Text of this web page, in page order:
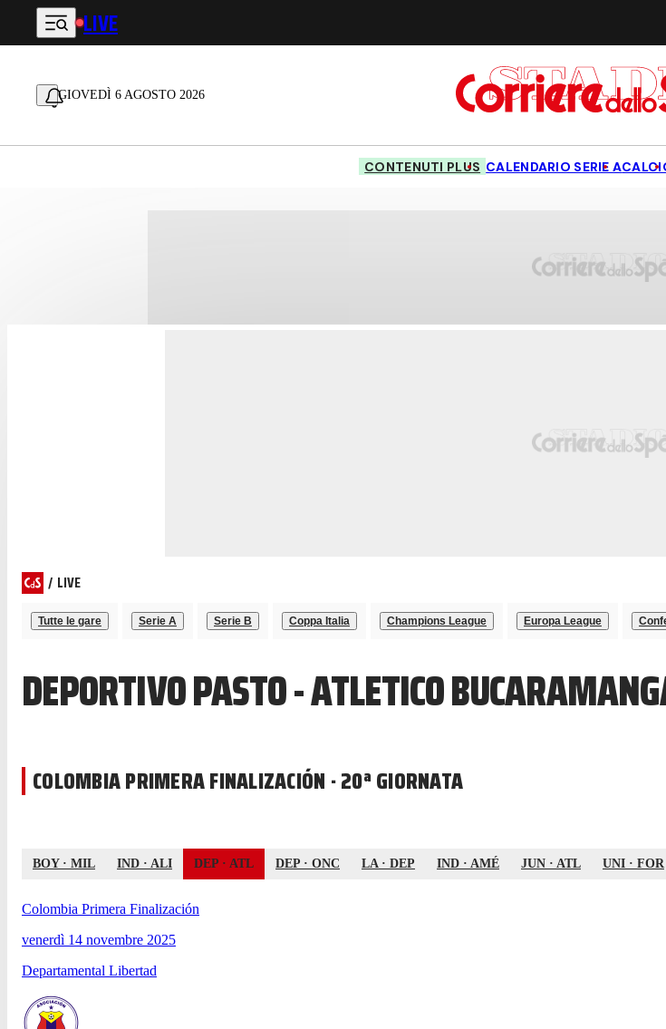
Vai al contenuto principale
LIVE
GIOVEDÌ 6 AGOSTO 2026
CONTENUTI PLUS CALENDARIO SERIE A
/ LIVE
Tutte le gare Serie A Serie B Coppa Italia Champions League Europa League
DEPORTIVO PASTO - ATLETICO
COLOMBIA PRIMERA FINALIZACIÓN · 20ª GIORNATA
BOY· MIL IND · ALI DEP · ATL DEP · ONC LA · DEP IND · AMÉ JUN · ATL UNI · FOR
Colombia Primera Finalización
venerdì 14 novembre 2025
Departamental Libertad